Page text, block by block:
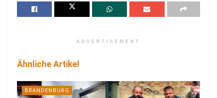
ADVERTISEMENT
Ähnliche Artikel
BRANDENBURG